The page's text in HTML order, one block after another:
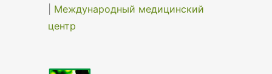
Международный медицинский
центр